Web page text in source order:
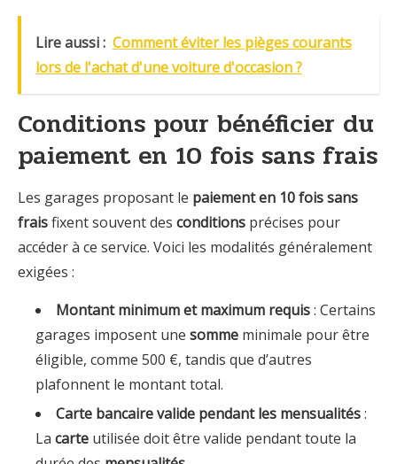
Lire aussi : Comment éviter les pièges courants
lors de l'achat d'une voiture d'occasion ?
Conditions pour bénéficier du
paiement en 10 fois sans frais
Les garages proposant le paiement en 10 fois sans
fraisfixent souvent des conditions précises pour
accéder à ce service. Voici les modalités généralement
exigées :
Montant minimum et maximum requis: Certains
garages imposent une somme minimale pour être
éligible, comme 500 €, tandis que d’autres
plafonnent le montant total.
Carte bancaire valide pendant les mensualités:
La carte utilisée doit être valide pendant toute la